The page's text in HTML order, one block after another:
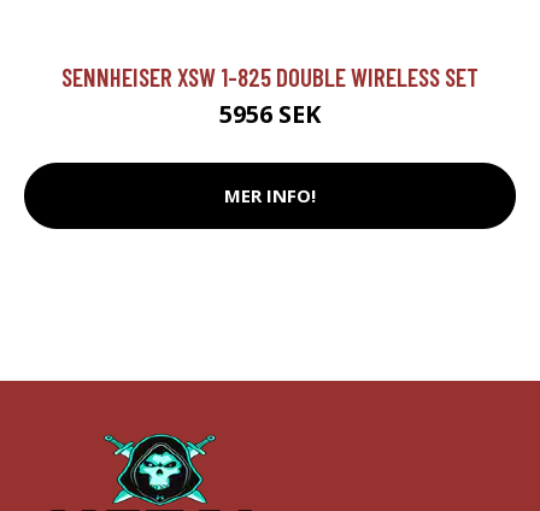
SENNHEISER XSW 1-825 DOUBLE WIRELESS SET
5956 SEK
MER INFO!